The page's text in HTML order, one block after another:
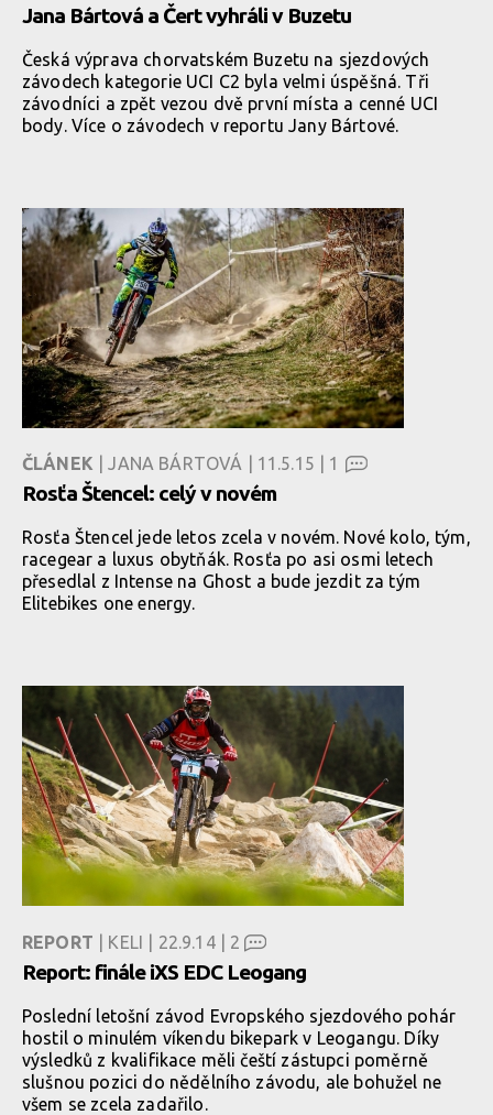
Jana Bártová a Čert vyhráli v Buzetu
Česká výprava chorvatském Buzetu na sjezdových
závodech kategorie UCI C2 byla velmi úspěšná. Tři
závodníci a zpět vezou dvě první místa a cenné UCI
body. Více o závodech v reportu Jany Bártové.
ČLÁNEK | JANA BÁRTOVÁ | 11.5.15 | 1
Rosťa Štencel: celý v novém
Rosťa Štencel jede letos zcela v novém. Nové kolo, tým,
racegear a luxus obytňák. Rosťa po asi osmi letech
přesedlal z Intense na Ghost a bude jezdit za tým
Elitebikes one energy.
REPORT | KELI | 22.9.14 | 2
Report: finále iXS EDC Leogang
Poslední letošní závod Evropského sjezdového pohár
hostil o minulém víkendu bikepark v Leogangu. Díky
výsledků z kvalifikace měli čeští zástupci poměrně
slušnou pozici do nědělního závodu, ale bohužel ne
všem se zcela zadařilo.